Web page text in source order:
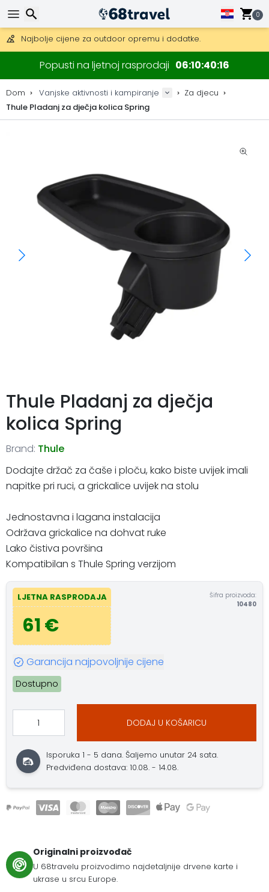
0
Mogućnost slanja DHL Expressom (dostava unutar 24 sata)
30 dana za povrat, 90 dana za drvene karte i dekoracije.
Najbolje cijene za outdoor opremu i dodatke.
Popusti na ljetnoj rasprodaji 06 10 40 15
Dom Vanjske aktivnosti i kampiranje
Za djecu
Thule Pladanj za dječja kolica Spring
Thule Pladanj za dječja
kolica Spring
Brand: Thule
Dodajte držač za čaše i ploču, kako biste uvijek imali
napitke pri ruci, a grickalice uvijek na stolu
Jednostavna i lagana instalacija
Održava grickalice na dohvat ruke
Lako čistiva površina
Kompatibilan s Thule Spring verzijom
LJETNA RASPRODAJA
61 €
Šifra proizvoda:
10480
Garancija najpovoljnije cijene
Dostupno
DODAJ U KOŠARICU
Isporuka 1 - 5 dana. Šaljemo unutar 24 sata.
Predviđena dostava: 10.08. - 14.08.
Originalni proizvođač
U 68travelu proizvodimo najdetaljnije drvene karte i
ukrase u srcu Europe.
Traži